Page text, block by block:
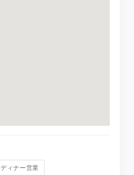
ディナー営業